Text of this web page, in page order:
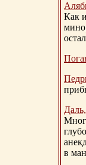
Как
в